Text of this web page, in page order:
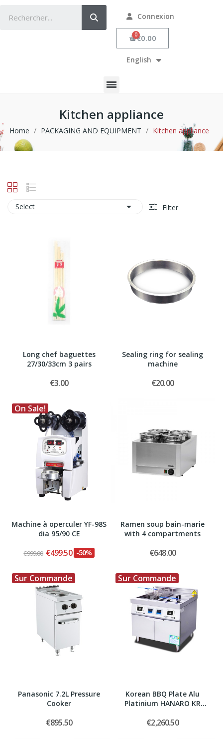
Connexion
€0.00
English
Kitchen appliance
Home PACKAGING AND EQUIPMENT Kitchen appliance
Select  Filter
Long chef baguettes
27/30/33cm 3 pairs
€3.00
Sealing ring for sealing
machine
€20.00
On Sale!
Machine à operculer YF-98S
dia 95/90 CE
€999.00 €499.50 -50%
Ramen soup bain-marie
with 4 compartments
€648.00
Sur Commande
Panasonic 7.2L Pressure
Cooker
€895.50
Sur Commande
Korean BBQ Plate Alu
Platinium HANARO KR
€2,260.50